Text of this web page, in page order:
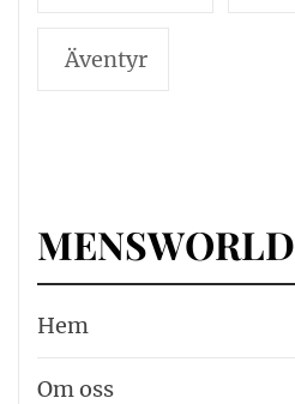
Äventyr
MENSWORLD
Hem
Om oss